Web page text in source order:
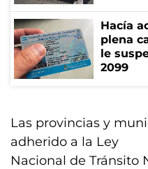
Hacía
plena
le
2099
Las provincias y
adherido a la Ley
Nacional de Tránsito